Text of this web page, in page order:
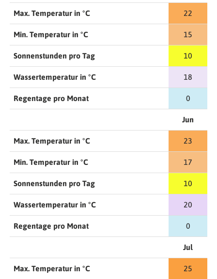
Max. Temperatur in °C 22
Min. Temperatur in °C 15
Sonnenstunden pro Tag 10
Wassertemperatur in °C 18
Regentage pro Monat 0
Jun
Max. Temperatur in °C 23
Min. Temperatur in °C 17
Sonnenstunden pro Tag 10
Wassertemperatur in °C 20
Regentage pro Monat 0
Jul
Max. Temperatur in °C 25